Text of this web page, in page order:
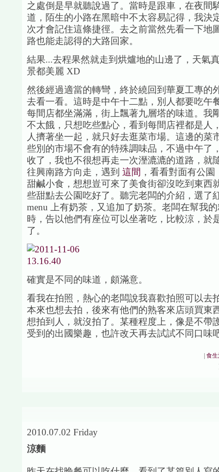
之處倒是早就聽說過了。當時是跟車，在夜間
道，陌生的小路在黑暗中不太容易記得，我決
次才會記住這條捷徑。去之前當然先看一下地
路也能走認得的大路回家。
結果...去程果然就走到烘爐地的山邊了，天氣
景都美麗 XD
然後經過適當的轉彎，終於繞回到華夏工專的
去看一看。這時是中午十二點，別人都要吃午
每間店都坐滿滿，街上飄著九層塔的味道。我
不太餓，只想吃些點心，看到每間店裡都是人
人擠著坐一起，就只好去逛菜市場。這邊的菜
些別的市場不會有的特殊調味品，不過中午了
收了，我也不很想再走一次溼漉漉的道路，就
往興南路方向走，遇到 這間 ，看看對面有公
甜鹹小食，想想豈可來了美食街卻沒吃到東西
些甜點去公園吃好了。聽完老闆的介紹，選了
menu 上有奶茶，又追加了奶茶。老闆在幫我
時，告以他們有座位可以坐著吃，比較涼，於
了。
確實是不同的味道，頗滿意。
看我在拍照，熱心的老闆說我喜歡拍照可以去
本來也想去拍，後來有他們的熟客來店頭買東
想拍到人，就沒拍了。某種程度上，像是不帶
受到的出國樂趣，也許改天再去試試不同口味
|食
2010.07.02 Friday
涼麵